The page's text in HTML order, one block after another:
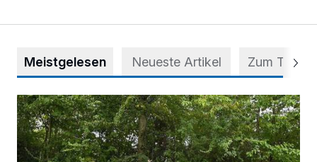
Meistgelesen Neueste Artikel Zum Thema
Aus Grau wird Haltung